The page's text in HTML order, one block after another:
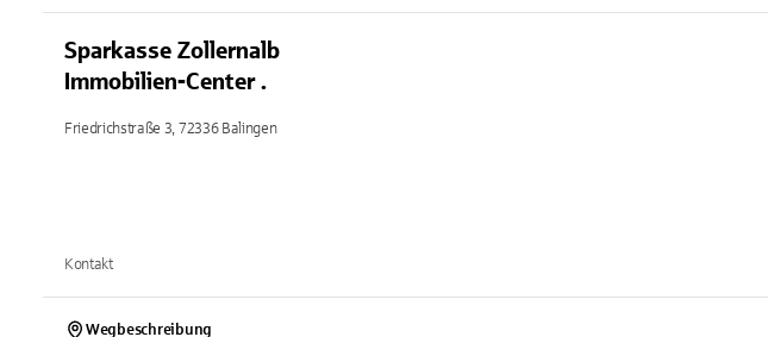
Sparkasse Zollernalb
Immobilien-Center .
Friedrichstraße 3, 72336 Balingen
Kontakt
Wegbeschreibung